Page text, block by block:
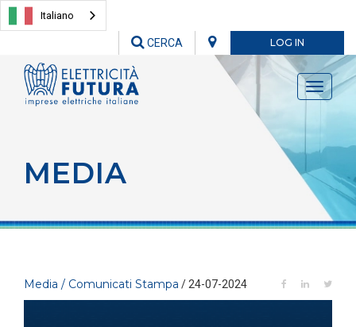
Italiano
LOG IN
CERCA
Toggle
MEDIA
Media / Comunicati Stampa / 24-07-2024